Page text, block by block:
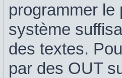
programmer le
système
des textes.
par des OUT